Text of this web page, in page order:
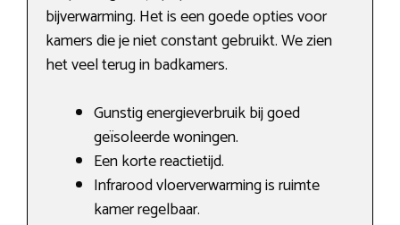
bijverwarming. Het is een goede opties voor
kamers die je niet constant gebruikt. We zien
het veel terug in badkamers.
Gunstig energieverbruik bij goed
geïsoleerde woningen.
Een korte reactietijd.
Infrarood vloerverwarming is ruimte
kamer regelbaar.